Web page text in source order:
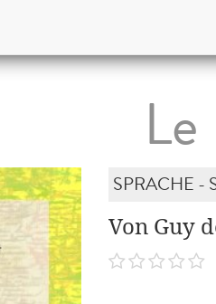
SPRACHE -
Von Guy